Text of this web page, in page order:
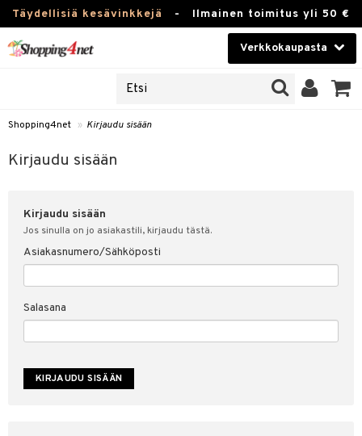
Täydellisiä kesävinkkejä - Ilmainen toimitus yli 50 €
Verkkokaupasta
Piilolinssit
Luontaistuotteet
Fitness
Koti & Sisustus
Lelut, Lapsi & Vauva
Tuotemerkkejä
Shopping4net » Kirjaudu sisään
Kirjaudu sisään
Kirjaudu sisään
Jos sinulla on jo asiakastili, kirjaudu tästä.
Asiakasnumero/Sähköposti
Salasana
sisään
& vastauksia
myyntiehdot
suojaus